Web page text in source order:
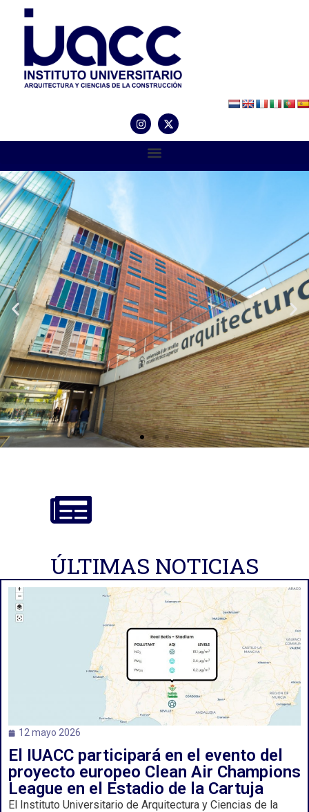
ÚLTIMAS NOTICIAS
12 mayo 2026
El IUACC participará en el evento del
proyecto europeo Clean Air Champions
League en el Estadio de la Cartuja
El Instituto Universitario de Arquitectura y Ciencias de la